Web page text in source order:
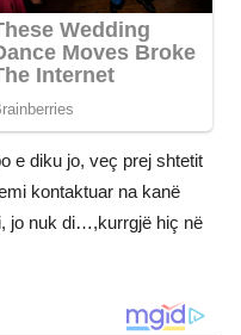
e diku jo, veç prej shtetit
kontaktuar na kanë
jo nuk di…,kurrgjë hiç në